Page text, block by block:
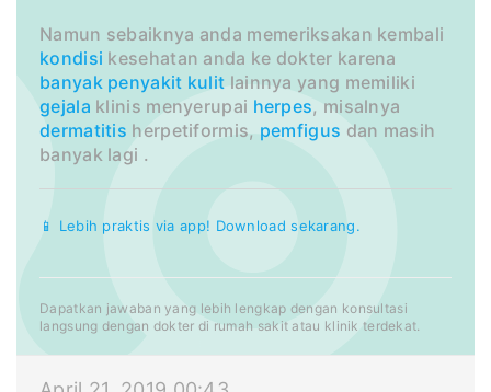
Namun sebaiknya anda memeriksakan kembali
kondisi kesehatan anda ke dokter karena
banyak penyakit kulit lainnya yang memiliki
gejala klinis menyerupai herpes, misalnya
dermatitis herpetiformis, pemfigus dan masih
banyak lagi .
📱 Lebih praktis via app! Download sekarang.
Dapatkan jawaban yang lebih lengkap dengan konsultasi
langsung dengan dokter di rumah sakit atau klinik terdekat.